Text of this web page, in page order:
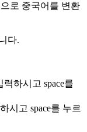
로 중국어를 변환
다.
력하시고 space를
시고 space를 누르